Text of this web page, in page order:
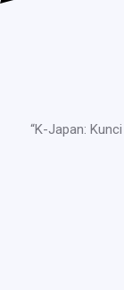
“K-Japan: